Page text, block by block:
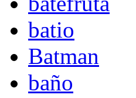
batio
Batman
baño